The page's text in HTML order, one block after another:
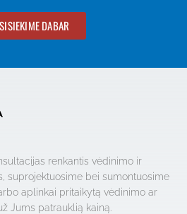
DABAR
renkantis vėdinimo ir
suprojektuosime bei sumontuosime
aplinkai pritaikytą vėdinimo ar
Jums patrauklią kainą.